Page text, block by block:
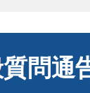
問通